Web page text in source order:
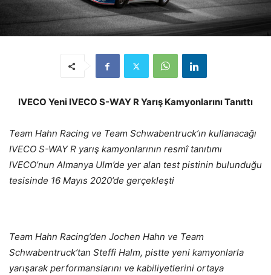
IVECO Yeni IVECO S-WAY R Yarış Kamyonlarını Tanıttı
Team Hahn Racing ve Team Schwabentruck’ın kullanacağı
IVECO S-WAY R yarış kamyonlarının resmî tanıtımı
IVECO’nun Almanya Ulm’de yer alan test pistinin bulunduğu
tesisinde 16 Mayıs 2020’de gerçekleşti
Team Hahn Racing’den Jochen Hahn ve Team
Schwabentruck’tan Steffi Halm, pistte yeni kamyonlarla
yarışarak performanslarını ve kabiliyetlerini ortaya